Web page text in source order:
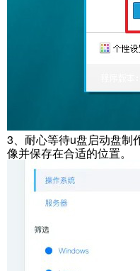
3、耐心等待u盘启动盘制
像并保存在合适的位置。